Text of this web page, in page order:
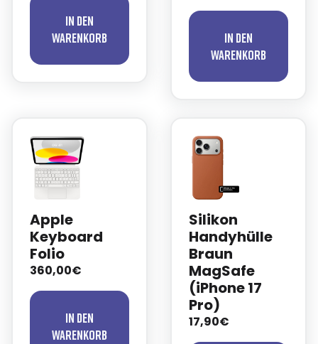
In den
Warenkorb
In den
Warenkorb
Apple
Keyboard
Folio
360,00€
In den
Warenkorb
Silikon
Handyhülle
Braun
MagSafe
(iPhone 17
Pro)
17,90€